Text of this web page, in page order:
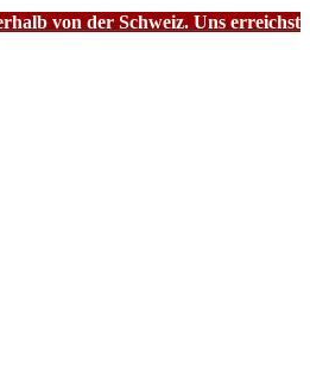
von der Schweiz. Uns erreichst